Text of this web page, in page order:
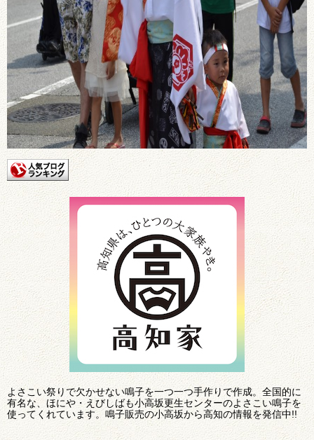
よさこい祭りで欠かせない鳴子を一つ一つ手作りで作成。全国的に
有名な、ほにや・えびしばも小高坂更生センターのよさこい鳴子を
使ってくれています。鳴子販売の小高坂から高知の情報を発信中!!